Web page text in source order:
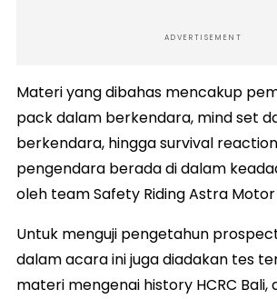
ADVERTISEMENT
Materi yang dibahas mencakup
pack dalam berkendara, mind set
berkendara, hingga survival
pengendara berada di dalam
oleh team Safety Riding Astra Motor
Untuk menguji pengetahun
dalam acara ini juga diadakan tes
materi mengenai history HCRC Bali,